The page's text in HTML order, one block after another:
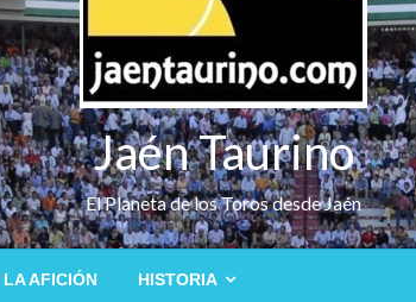
Jaén Taurino
El Planeta de los Toros desde Jaén
LA AFICIÓN HISTORIA